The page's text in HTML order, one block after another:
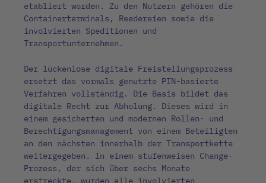
etabliert worden. Zu den Nutzern gehören die
Containerterminals, Reedereien sowie die
involvierten Speditionen und
Transportunternehmen.
Der lückenlose digitale Freistellungsprozess
ersetzt das vormals genutzte PIN-basierte
Verfahren vollständig. Die Basis bildet das
digitale Recht zur Abholung. Dieses wird in
einem gesicherten und modernen Rollen- und
Berechtigungsmanagement von einem Beteiligten
an den nächsten innerhalb der Transportkette
weitergegeben. In einem stufenweisen Change-
Prozess, der sich über sechs Monate
erstreckte, wurden alle involvierten